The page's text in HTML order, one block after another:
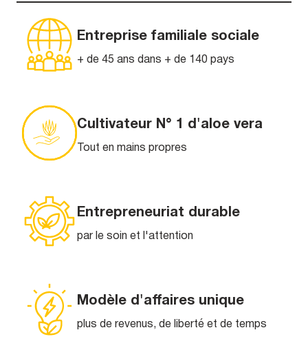
Entreprise familiale sociale
+ de 45 ans dans + de 140 pays
Cultivateur N° 1 d'aloe vera
Tout en mains propres
Entrepreneuriat durable
par le soin et l'attention
Modèle d'affaires unique
plus de revenus, de liberté et de temps